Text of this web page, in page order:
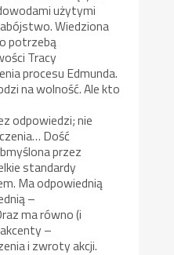
użytymi
Wiedziona
potrzebą
Tracy
procesu Edmunda.
na wolność. Ale kto
odpowiedzi; nie
Dość
przez
standardy
Ma odpowiednią
–
ma równo (i
–
i zwroty akcji.